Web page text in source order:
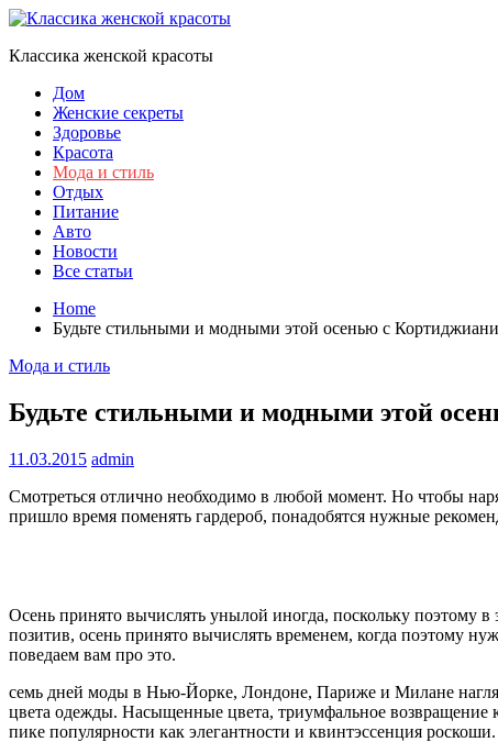
Skip
content
Классика женской красоты
Дом
Женские секреты
Здоровье
Красота
Мода и стиль
Отдых
Питание
Авто
Новости
Все статьи
Home
Будьте стильными и модными этой осенью с
Мода и стиль
Будьте стильными и модными этой
11.03.2015 admin
Смотреться отлично необходимо в любой момент. Но чтобы
пришло время поменять гардероб, понадобятся нужные
Осень принято вычислять унылой иногда, поскольку поэтому
позитив, осень принято вычислять временем, когда поэтому
поведаем вам про это.
семь дней моды в Нью-Йорке, Лондоне, Париже и Милане
цвета одежды. Насыщенные цвета, триумфальное возвращение
пике популярности как элегантности и квинтэссенция роскоши.